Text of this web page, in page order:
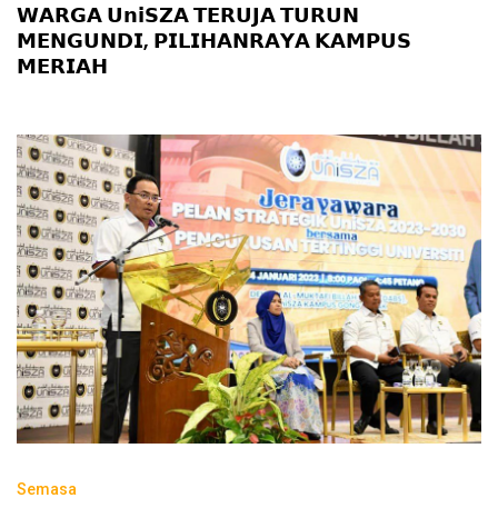
𝗪𝗔𝗥𝗚𝗔 𝗨𝗻𝗶𝗦𝗭𝗔 𝗧𝗘𝗥𝗨𝗝𝗔 𝗧𝗨𝗥𝗨𝗡
𝗠𝗘𝗡𝗚𝗨𝗡𝗗𝗜, 𝗣𝗜𝗟𝗜𝗛𝗔𝗡𝗥𝗔𝗬𝗔 𝗞𝗔𝗠𝗣𝗨𝗦
𝗠𝗘𝗥𝗜𝗔𝗛
Semasa